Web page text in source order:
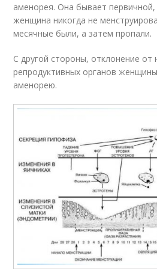
аменорея. Она бывает первичной,
женщина никогда не
месячные были, а затем пропали.
С другой стороны, отклонение
репродуктивных органов
аменорею.